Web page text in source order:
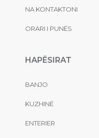
NA KONTAKTONI
ORARI I PUNËS
HAPËSIRAT
BANJO
KUZHINË
ENTERIER